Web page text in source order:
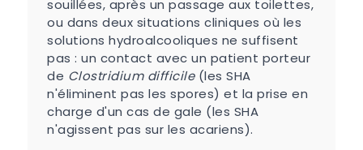
souillées, après un passage aux toilettes,
ou dans deux situations cliniques où les
solutions hydroalcooliques ne suffisent
pas : un contact avec un patient porteur
de Clostridium difficile(les SHA
n'éliminent pas les spores) et la prise en
charge d'un cas de gale (les SHA
n'agissent pas sur les acariens).